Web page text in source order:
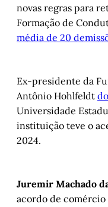
novas regras para
Formação de
média de 20
Ex-presidente da
Antônio Hohlfeldt
Universidade
instituição teve o
2024.
Juremir Machado
acordo de